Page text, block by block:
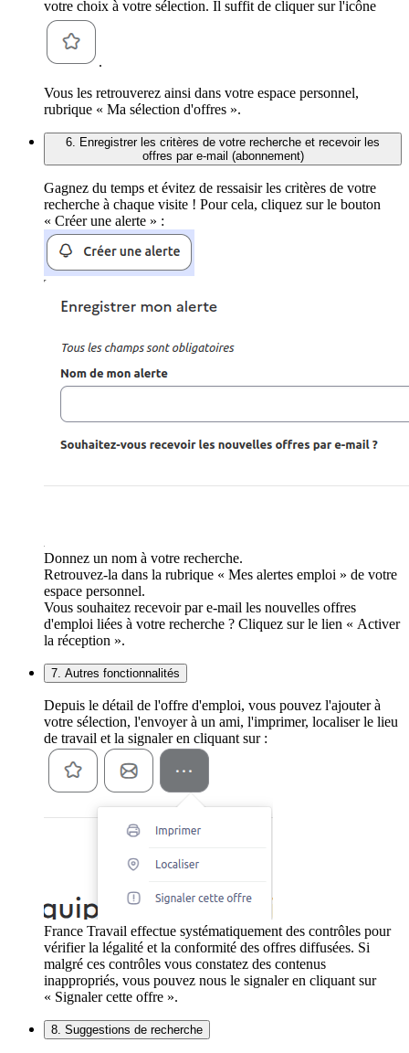
votre choix à votre sélection. Il suffit de cliquer sur l'icône
.
Vous les retrouverez ainsi dans votre espace personnel,
rubrique « Ma sélection d'offres ».
6. Enregistrer les critères de votre recherche et recevoir les
offres par e-mail (abonnement)
Gagnez du temps et évitez de ressaisir les critères de votre
recherche à chaque visite ! Pour cela, cliquez sur le bouton
« Créer une alerte » :
Donnez un nom à votre recherche.
Retrouvez-la dans la rubrique « Mes alertes emploi » de votre
espace personnel.
Vous souhaitez recevoir par e-mail les nouvelles offres
d'emploi liées à votre recherche ? Cliquez sur le lien « Activer
la réception ».
7. Autres fonctionnalités
Depuis le détail de l'offre d'emploi, vous pouvez l'ajouter à
votre sélection, l'envoyer à un ami, l'imprimer, localiser le lieu
de travail et la signaler en cliquant sur :
France Travail effectue systématiquement des contrôles pour
vérifier la légalité et la conformité des offres diffusées. Si
malgré ces contrôles vous constatez des contenus
inappropriés, vous pouvez nous le signaler en cliquant sur
« Signaler cette offre ».
8. Suggestions de recherche